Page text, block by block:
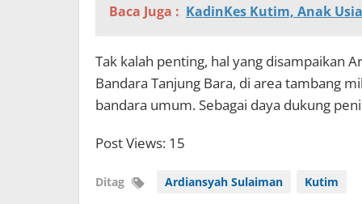
Baca Juga : KadinKes Kutim, Anak
Tak kalah penting, hal yang disampaikan
Bandara Tanjung Bara, di area tambang
bandara umum. Sebagai daya dukung
Post Views: 15
Ditag Ardiansyah Sulaiman Kutim